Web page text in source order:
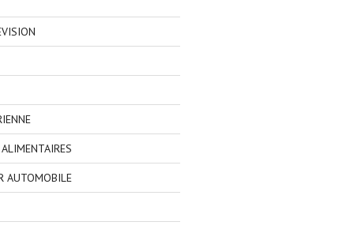
AUTOMOBILE